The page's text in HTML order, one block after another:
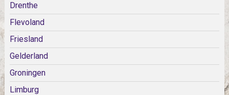
Drenthe
Flevoland
Friesland
Gelderland
Groningen
Limburg